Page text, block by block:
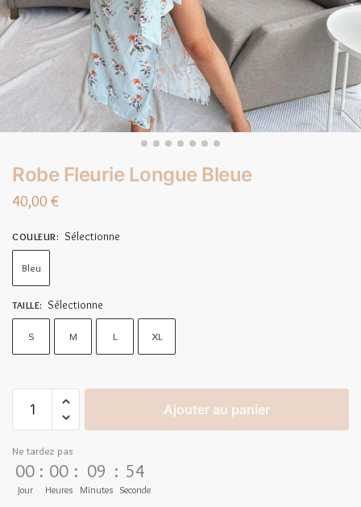
Robe Fleurie Longue Bleue
40,00 €
COULEUR: Sélectionne
Bleu
TAILLE: Sélectionne
S M L XL
Ajouter au panier
Ne tardez pas
00
Jour
: 00
Heures
: 09
Minutes
: 53
Seconde